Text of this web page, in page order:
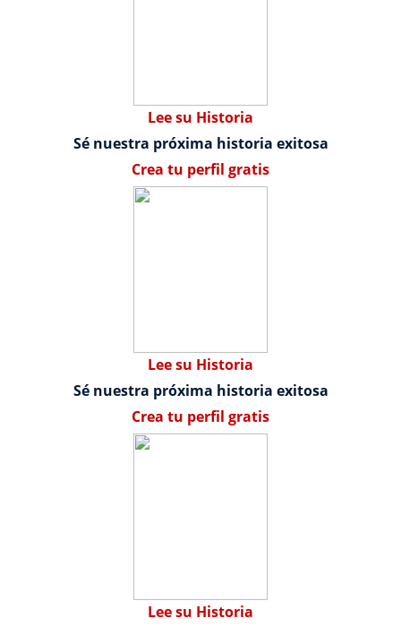
Lee su Historia
Sé nuestra próxima historia exitosa
Crea tu perfil gratis
Lee su Historia
Sé nuestra próxima historia exitosa
Crea tu perfil gratis
Lee su Historia